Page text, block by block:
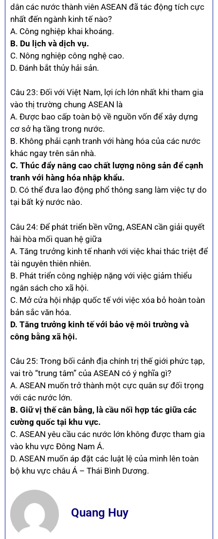
dân các nước thành viên ASEAN đã tác động tích cực
nhất đến ngành kinh tế nào?
A. Công nghiệp khai khoáng.
B. Du lịch và dịch vụ.
C. Nông nghiệp công nghệ cao.
D. Đánh bắt thủy hải sản.
Câu 23: Đối với Việt Nam, lợi ích lớn nhất khi tham gia
vào thị trường chung ASEAN là
A. Được bao cấp toàn bộ về nguồn vốn để xây dựng
cơ sở hạ tầng trong nước.
B. Không phải cạnh tranh với hàng hóa của các nước
khác ngay trên sân nhà.
C. Thúc đẩy nâng cao chất lượng nông sản để cạnh
tranh với hàng hóa nhập khẩu.
D. Có thể đưa lao động phổ thông sang làm việc tự do
tại bất kỳ nước nào.
Câu 24: Để phát triển bền vững, ASEAN cần giải quyết
hài hòa mối quan hệ giữa
A. Tăng trưởng kinh tế nhanh với việc khai thác triệt để
tài nguyên thiên nhiên.
B. Phát triển công nghiệp nặng với việc giảm thiểu
ngân sách cho xã hội.
C. Mở cửa hội nhập quốc tế với việc xóa bỏ hoàn toàn
bản sắc văn hóa.
D. Tăng trưởng kinh tế với bảo vệ môi trường và
công bằng xã hội.
Câu 25: Trong bối cảnh địa chính trị thế giới phức tạp,
vai trò “trung tâm” của ASEAN có ý nghĩa gì?
A. ASEAN muốn trở thành một cực quân sự đối trọng
với các nước lớn.
B. Giữ vị thế cân bằng, là cầu nối hợp tác giữa các
cường quốc tại khu vực.
C. ASEAN yêu cầu các nước lớn không được tham gia
vào khu vực Đông Nam Á.
D. ASEAN muốn áp đặt các luật lệ của mình lên toàn
bộ khu vực châu Á – Thái Bình Dương.
Quang Huy